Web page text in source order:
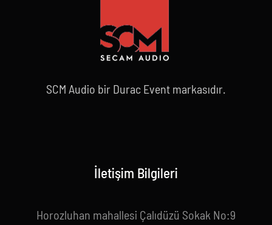
SCM Audio bir Durac Event markasıdır.
İletişim Bilgileri
Horozluhan mahallesi Çalıdüzü Sokak No:9